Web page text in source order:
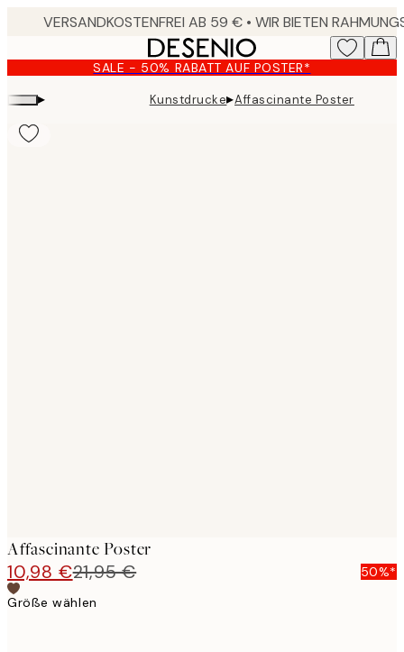
content.
SALE - 50% RABATT AUF POSTER*
▸ Kunstdrucke▸Affascinante Poster
Affascinante Poster
10,98 €21,95 €
50%*
Größe wählen